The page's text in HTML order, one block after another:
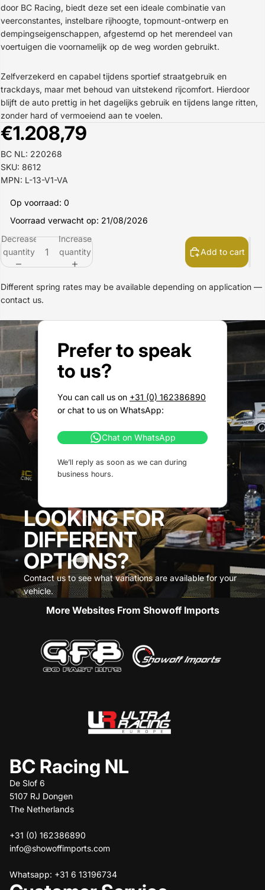
door BC Racing, biedt deze set een ideale combinatie van
veerconstantes, instelbare rijhoogte, topmount-ontwerp en
dempingseigenschappen, afgestemd op het merendeel van
voertuigen die voornamelijk op de weg worden gebruikt.
Zelfverzekerd en capabel tijdens sportief straatgebruik en
trackdays, maar met behoud van uitstekend rijcomfort. Hierdoor
blijft de auto prettig in het dagelijks gebruik en tijdens lange ritten,
zonder hard of vermoeiend aan te voelen.
€1.208,79
BC NL: 220268
SKU: 8612
MPN: L-13-V1-VA
Op voorraad: 0
Voorraad verwacht op: 21/08/2026
Decrease
quantity
Increase
quantity
Add to cart
Different spring rates may be available depending on application —
contact us.
Prefer to speak
to us?
You can call us on +31 (0) 162386890
or chat to us on WhatsApp:
Chat on WhatsApp
We’ll reply as soon as we can during
business hours.
LOOKING FOR
DIFFERENT
OPTIONS?
Contact us to see what variations are available for your
vehicle.
More Websites From Showoff Imports
BC Racing NL
De Slof 6
5107 RJ Dongen
The Netherlands
+31 (0) 162386890
info@showoffimports.com
Whatsapp: +31 6 13196734